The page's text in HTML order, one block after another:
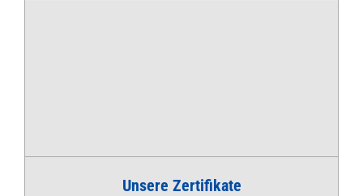
Unsere Zertifikate